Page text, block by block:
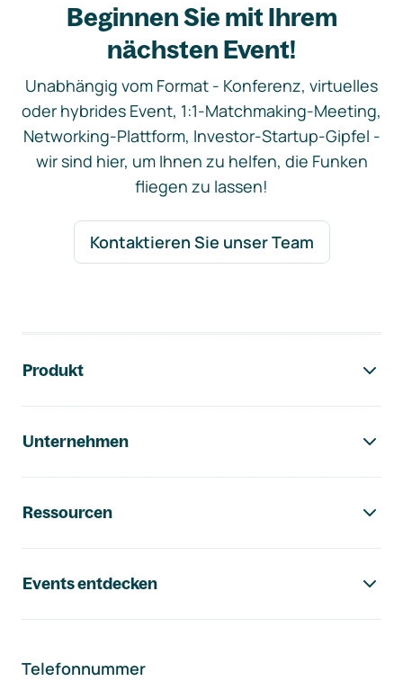
Beginnen Sie mit Ihrem
nächsten Event!
Unabhängig vom Format - Konferenz, virtuelles
oder hybrides Event, 1:1-Matchmaking-Meeting,
Networking-Plattform, Investor-Startup-Gipfel -
wir sind hier, um Ihnen zu helfen, die Funken
fliegen zu lassen!
Kontaktieren Sie unser Team
Produkt
Unternehmen
Ressourcen
Events entdecken
Telefonnummer